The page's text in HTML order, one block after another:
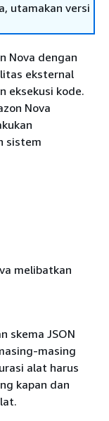
utamakan versi
Nova dengan
eksternal
eksekusi kode.
Nova
sistem
melibatkan
skema JSON
masing
alat harus
kapan dan